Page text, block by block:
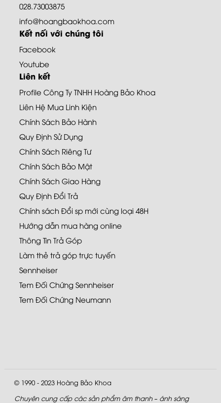
028.73003875
info@hoangbaokhoa.com
Kết nối với chúng tôi
Facebook
Youtube
Liên kết
Profile Công Ty TNHH Hoàng Bảo Khoa
Liên Hệ Mua Linh Kiện
Chính Sách Bảo Hành
Quy Định Sử Dụng
Chính Sách Riêng Tư
Chính Sách Bảo Mật
Chính Sách Giao Hàng
Quy Định Đổi Trả
Chính sách Đổi sp mới cùng loại 48H
Hướng dẫn mua hàng online
Thông Tin Trả Góp
Làm thẻ trả góp trực tuyến
Sennheiser
Tem Đối Chứng Sennheiser
Tem Đối Chứng Neumann
© 1990 - 2023 Hoàng Bảo Khoa
Chuyên cung cấp các sản phẩm âm thanh – ánh sáng